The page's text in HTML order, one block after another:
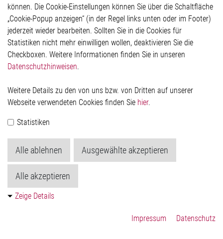
Impressum
Datenschutzerklärung
Cookie-Popup anzeigen
Elmos Semiconductor SE
Werkstättenstraße 18
Telefon: +49 (0) 2171 / 40 183-0
Handelsregister:
Köln HRB 123561
können. Die Cookie-Einstellungen können Sie über die Schaltfläche
„Cookie-Popup anzeigen“ (in der Regel links unten oder im Footer)
jederzeit wieder bearbeiten. Sollten Sie in die Cookies für
Statistiken nicht mehr einwilligen wollen, deaktivieren Sie die
Checkboxen. Weitere Informationen finden Sie in unseren
Datenschutzhinweisen.
Weitere Details zu den von uns bzw. von Dritten auf unserer
Webseite verwendeten Cookies finden Sie hier.
Statistiken
Alle ablehnen Ausgewählte akzeptieren
Alle akzeptieren
Zeige Details
Impressum Datenschutz